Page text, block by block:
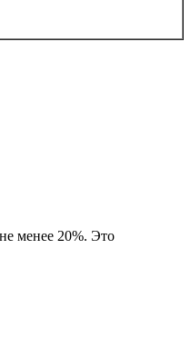
менее 20%. Это